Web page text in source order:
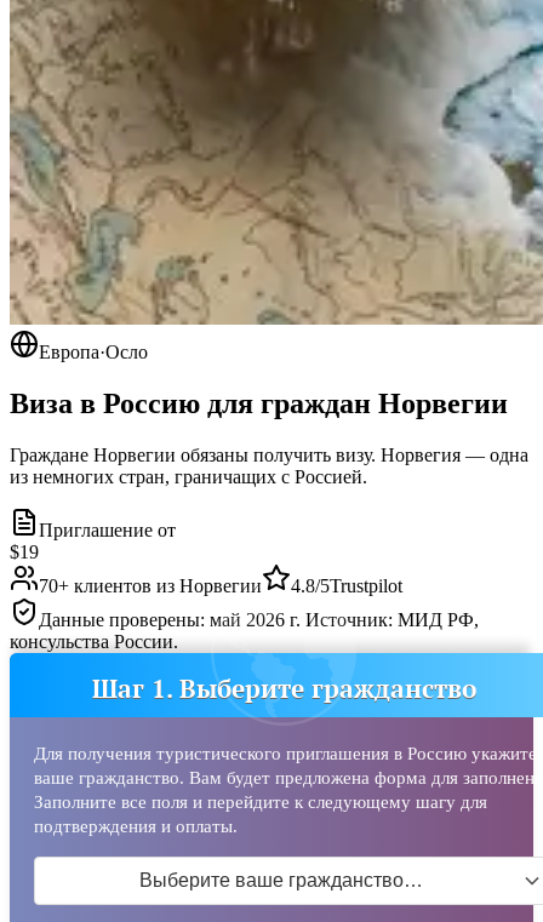
Европа·Осло
Виза в Россию для граждан Норвегии
Граждане Норвегии обязаны получить визу. Норвегия — одна
из немногих стран, граничащих с Россией.
Приглашение от
$19
70+ клиентов из Норвегии 4.8/5Trustpilot
Данные проверены: май 2026 г. Источник: МИД РФ,
консульства России.
Шаг 1. Выберите гражданство
Для получения туристического приглашения в Россию укажите
ваше гражданство. Вам будет предложена форма для
Заполните все поля и перейдите к следующему шагу для
подтверждения и оплаты.
Выберите ваше гражданство…